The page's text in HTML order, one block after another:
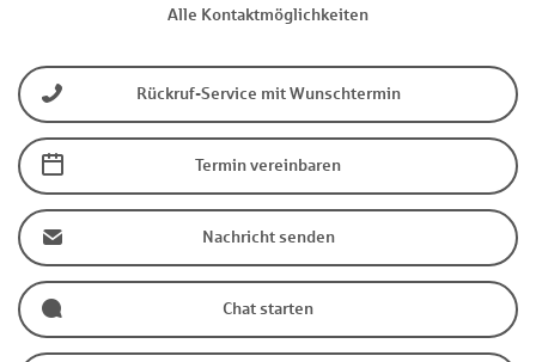
Alle Kontaktmöglichkeiten
Rückruf-Service mit Wunschtermin
Termin vereinbaren
Nachricht senden
Chat starten